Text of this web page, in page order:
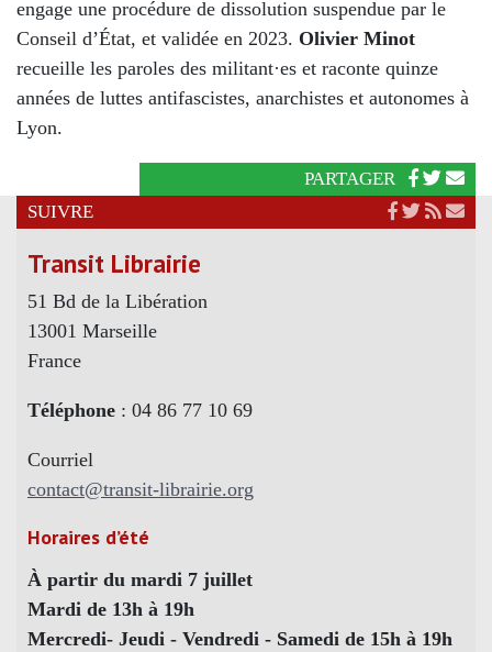
engage une procédure de dissolution suspendue par le
Conseil d’État, et validée en 2023. Olivier Minot
recueille les paroles des militant·es et raconte quinze
années de luttes antifascistes, anarchistes et autonomes à
Lyon.
PARTAGER
SUIVRE
Transit Librairie
51 Bd de la Libération
13001 Marseille
France
Téléphone : 04 86 77 10 69
Courriel
contact@transit-librairie.org
Horaires d’été
À partir du mardi 7 juillet
Mardi de 13h à 19h
Mercredi- Jeudi - Vendredi - Samedi de 15h à 19h